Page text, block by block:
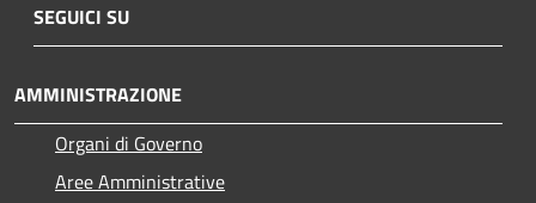
SEGUICI SU
AMMINISTRAZIONE
Organi di Governo
Aree Amministrative